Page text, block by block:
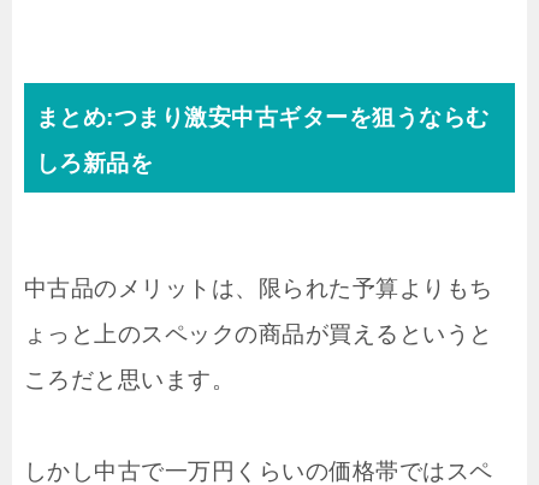
まとめ:つまり激安中古ギターを狙うならむ
しろ新品を
中古品のメリットは、限られた予算よりもち
ょっと上のスペックの商品が買えるというと
ころだと思います。
しかし中古で一万円くらいの価格帯ではスペ